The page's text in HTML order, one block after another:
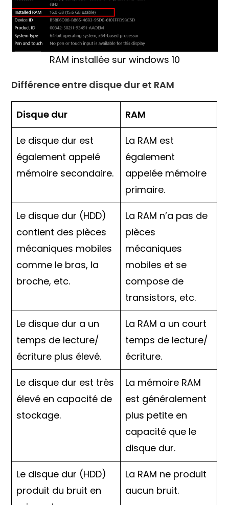
RAM installée sur windows 10
Différence entre disque dur et RAM
Disque dur RAM
Le disque dur est
également appelé
mémoire secondaire.
La RAM est
également
appelée mémoire
primaire.
Le disque dur (HDD)
contient des pièces
mécaniques mobiles
comme le bras, la
broche, etc.
La RAM n’a pas de
pièces
mécaniques
mobiles et se
compose de
transistors, etc.
Le disque dur a un
temps de lecture/
écriture plus élevé.
La RAM a un court
temps de lecture/
écriture.
Le disque dur est très
élevé en capacité de
stockage.
La mémoire RAM
est généralement
plus petite en
capacité que le
disque dur.
Le disque dur (HDD)
produit du bruit en
La RAM ne produit
aucun bruit.